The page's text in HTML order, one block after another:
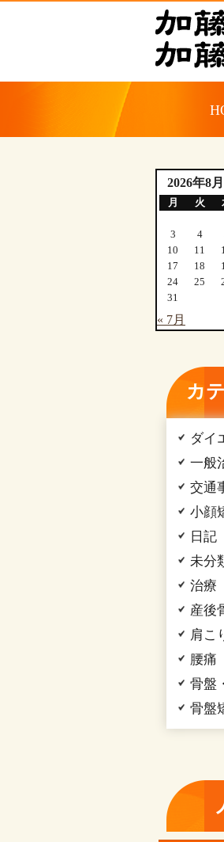
2026年8月
月 火
3
4
10
11
17
18
24
25
31
« 7月
カ
ダイ
一般
交通
小顔
日記
未分
治療
産後
肩こ
腰痛
骨盤
骨盤